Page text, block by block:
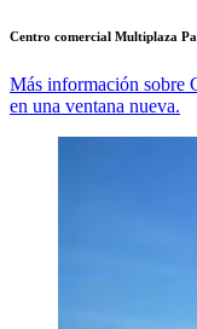
Centro comercial Multiplaza
Más información sobre
en una ventana nueva.